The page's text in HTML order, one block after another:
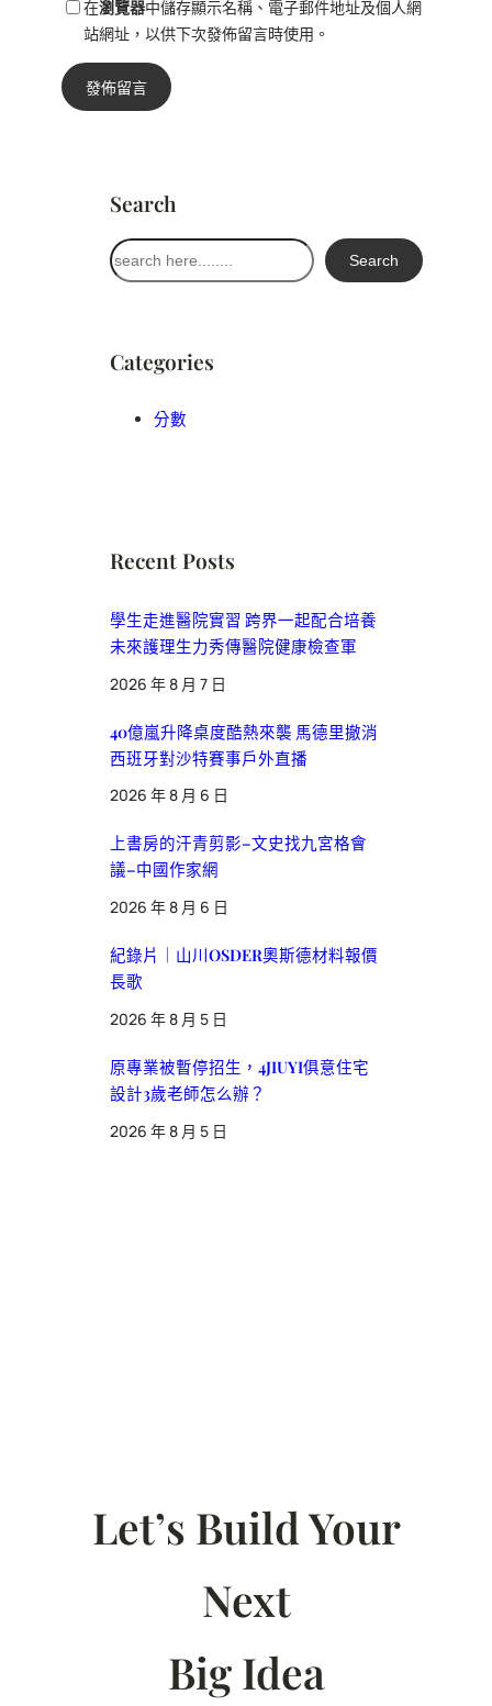
在瀏覽器中儲存顯示名稱、電子郵件地址及個人網
站網址，以供下次發佈留言時使用。
Search
搜
尋
Search
Categories
分數
Recent Posts
學生走進醫院實習 跨界一起配合培養
未來護理生力秀傳醫院健康檢查軍
2026 年 8 月 7 日
40億嵐升降桌度酷熱來襲 馬德里撤消
西班牙對沙特賽事戶外直播
2026 年 8 月 6 日
上書房的汗青剪影–文史找九宮格會
議–中國作家網
2026 年 8 月 6 日
紀錄片｜山川OSDER奧斯德材料報價
長歌
2026 年 8 月 5 日
原專業被暫停招生，4JIUYI俱意住宅
設計3歲老師怎么辦？
2026 年 8 月 5 日
Let’s Build Your
Next
Big Idea